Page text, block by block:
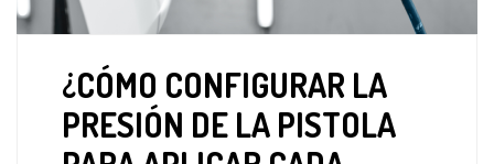
¿CÓMO CONFIGURAR LA
PRESIÓN DE LA PISTOLA